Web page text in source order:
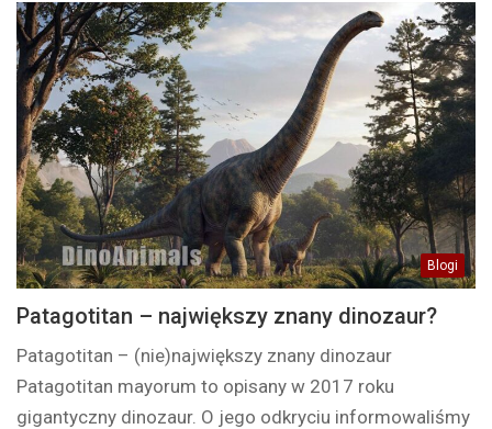
Blogi
Patagotitan – największy znany dinozaur?
Patagotitan – (nie)największy znany dinozaur
Patagotitan mayorum to opisany w 2017 roku
gigantyczny dinozaur. O jego odkryciu informowaliśmy